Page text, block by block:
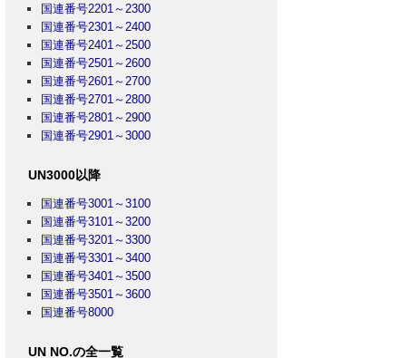
国連番号2201～2300
国連番号2301～2400
国連番号2401～2500
国連番号2501～2600
国連番号2601～2700
国連番号2701～2800
国連番号2801～2900
国連番号2901～3000
UN3000以降
国連番号3001～3100
国連番号3101～3200
国連番号3201～3300
国連番号3301～3400
国連番号3401～3500
国連番号3501～3600
国連番号8000
UN NO.の全一覧